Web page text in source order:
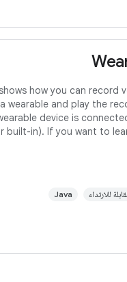
how you can record
wearable and play the
device is
built-in). If you want to
Java